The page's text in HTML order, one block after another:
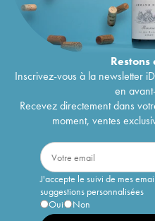
Restons
Inscrivez-vous à la newsletter
en
Recevez directement dans
moment, ventes
J'accepte le suivi de mes
suggestions personnalisées
Oui
Non